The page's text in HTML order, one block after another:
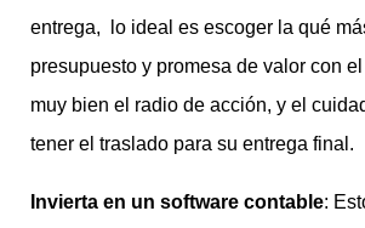
entrega, lo ideal es escoger la qué
presupuesto y promesa de valor con
muy bien el radio de acción, y el
tener el traslado para su entrega final.
Invierta en un software contable: